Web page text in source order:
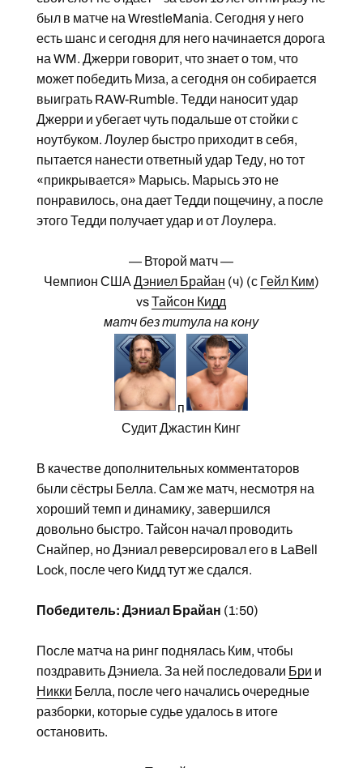
был в матче на WrestleMania. Сегодня у него
есть шанс и сегодня для него начинается дорога
на WM. Джерри говорит, что знает о том, что
может победить Миза, а сегодня он собирается
выиграть RAW-Rumble. Тедди наносит удар
Джерри и убегает чуть подальше от стойки с
ноутбуком. Лоулер быстро приходит в себя,
пытается нанести ответный удар Теду, но тот
«прикрывается» Марысь. Марысь это не
понравилось, она дает Тедди пощечину, а после
этого Тедди получает удар и от Лоулера.
— Второй матч —
Чемпион СШАДэниел Брайан (ч) (с Гейл Ким)
vsТайсон Кидд
матч без титула на кону
п
Судит Джастин Кинг
В качестве дополнительных комментаторов
были сёстры Белла. Сам же матч, несмотря на
хороший темп и динамику, завершился
довольно быстро. Тайсон начал проводить
Снайпер, но Дэниал реверсировал его в LaBell
Lock, после чего Кидд тут же сдался.
Победитель: Дэниал Брайан (1:50)
После матча на ринг поднялась Ким, чтобы
поздравить Дэниела. За ней последовали Бри и
Никки Белла, после чего начались очередные
разборки, которые судье удалось в итоге
остановить.